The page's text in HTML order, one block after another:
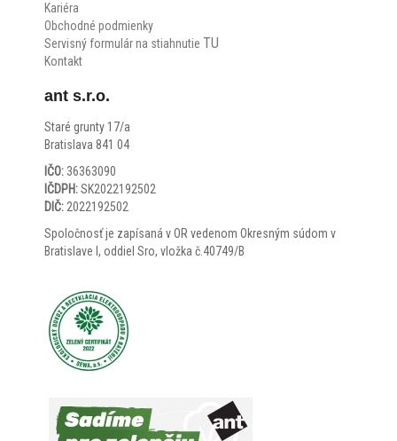
Kariéra
Obchodné podmienky
Servisný formulár na stiahnutie TU
Kontakt
ant s.r.o.
Staré grunty 17/a
Bratislava 841 04
IČO: 36363090
IČDPH:SK2022192502
DIČ: 2022192502
Spoločnosť je zapísaná v OR vedenom Okresným súdom v
Bratislave I, oddiel Sro, vložka č.40749/B